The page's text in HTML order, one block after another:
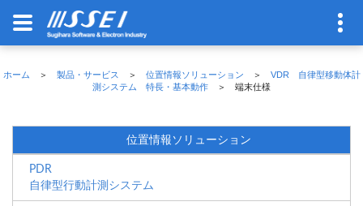
ホーム ＞ 製品・サービス ＞ 位置情報ソリューション ＞ VDR 自律型移動体計
測システム 特長・基本動作 ＞ 端末仕様
位置情報ソリューション
PDR
自律型行動計測システム